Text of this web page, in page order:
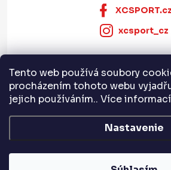
Tento web používá soubory
procházením tohoto webu
jejich používáním.. Více informací
Nastavenie
XCSPORT.cz
xcsport_cz
Informace pro vás
Servis a služby